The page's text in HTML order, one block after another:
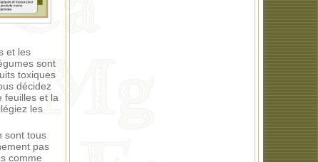
et les
sont
toxiques
décidez
feuilles et la
les
sont tous
pas
comme